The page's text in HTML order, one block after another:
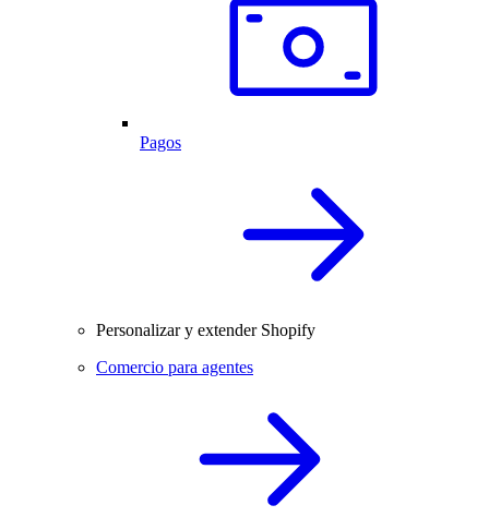
Pagos
Personalizar y extender Shopify
Comercio para agentes